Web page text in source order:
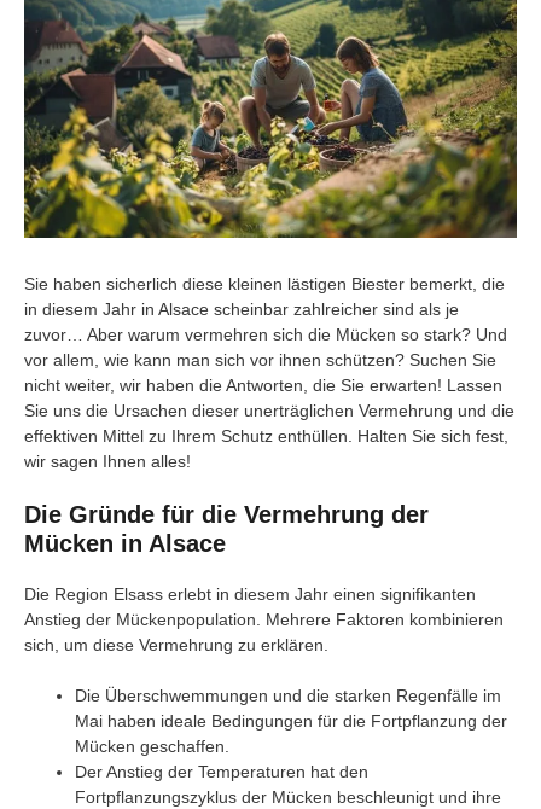
Sie haben sicherlich diese kleinen lästigen Biester bemerkt, die
in diesem Jahr in Alsace scheinbar zahlreicher sind als je
zuvor… Aber warum vermehren sich die Mücken so stark? Und
vor allem, wie kann man sich vor ihnen schützen? Suchen Sie
nicht weiter, wir haben die Antworten, die Sie erwarten! Lassen
Sie uns die Ursachen dieser unerträglichen Vermehrung und die
effektiven Mittel zu Ihrem Schutz enthüllen. Halten Sie sich fest,
wir sagen Ihnen alles!
Die Gründe für die Vermehrung der
Mücken in Alsace
Die Region Elsass erlebt in diesem Jahr einen signifikanten
Anstieg der Mückenpopulation. Mehrere Faktoren kombinieren
sich, um diese Vermehrung zu erklären.
Die Überschwemmungen und die starken Regenfälle im
Mai haben ideale Bedingungen für die Fortpflanzung der
Mücken geschaffen.
Der Anstieg der Temperaturen hat den
Fortpflanzungszyklus der Mücken beschleunigt und ihre